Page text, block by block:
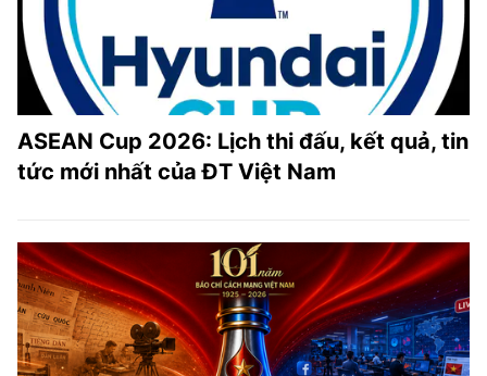
ASEAN Cup 2026: Lịch thi đấu, kết quả, tin
tức mới nhất của ĐT Việt Nam